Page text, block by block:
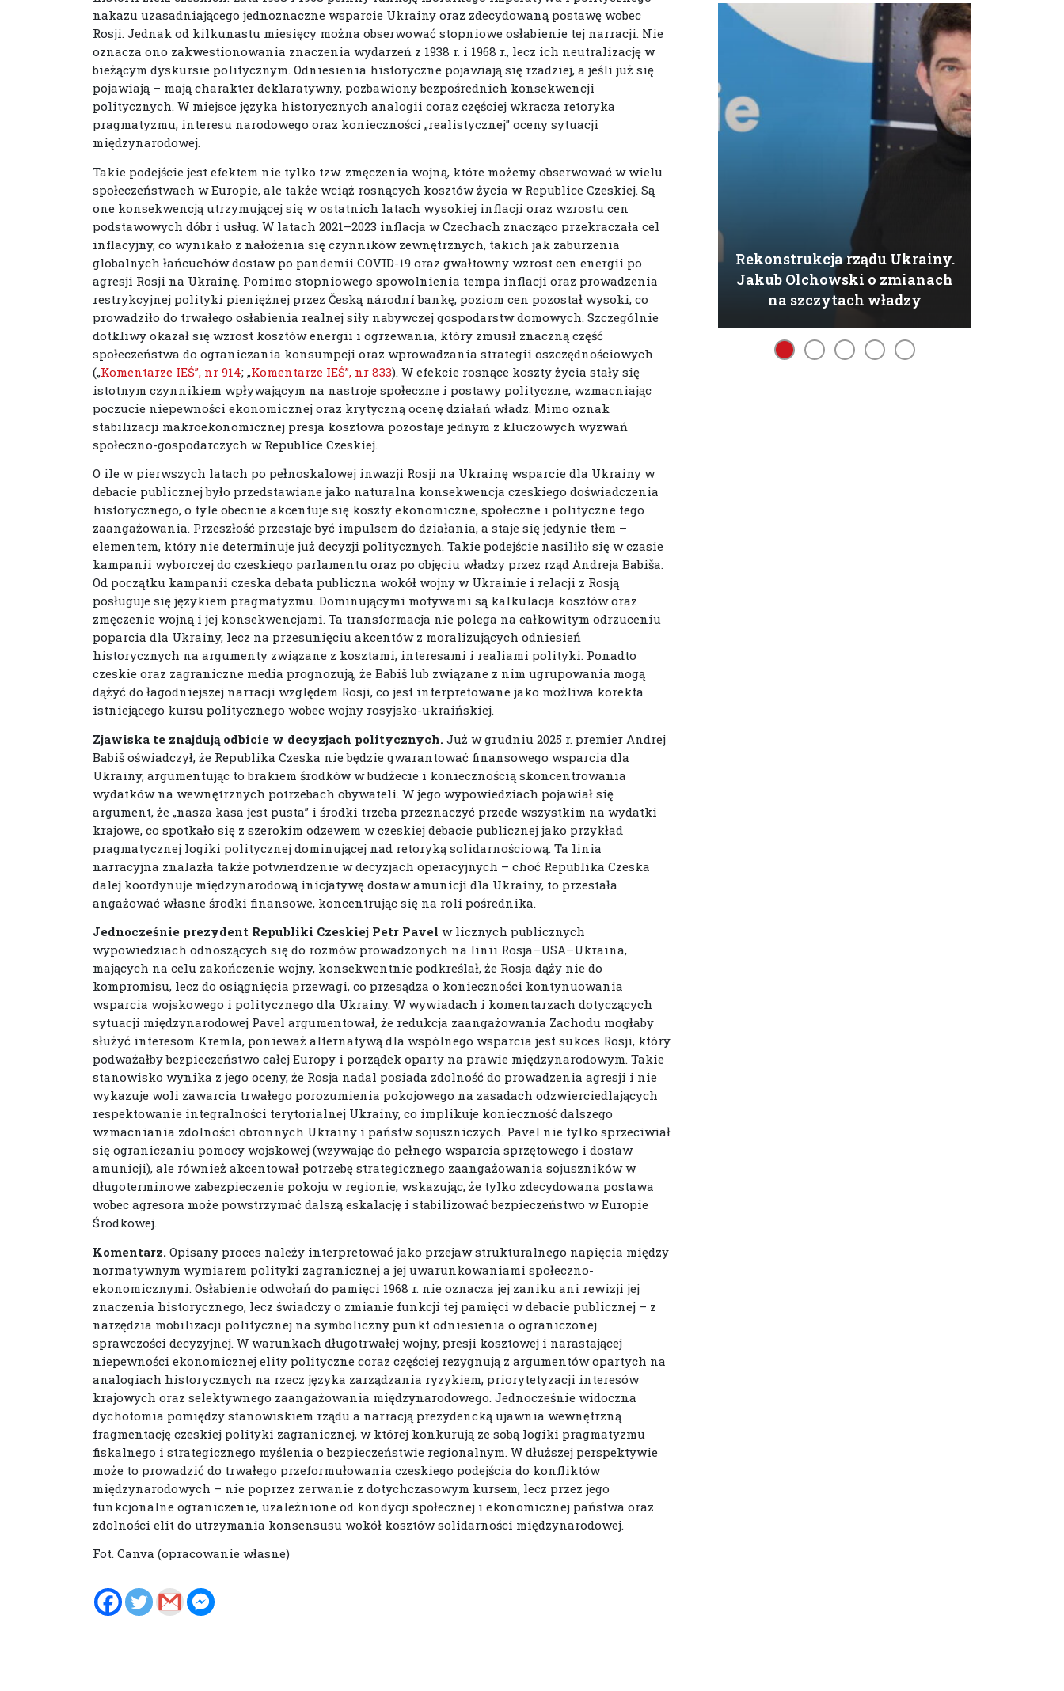
nakazu uzasadniającego jednoznaczne wsparcie Ukrainy oraz zdecydowaną postawę wobec
Rosji. Jednak od kilkunastu miesięcy można obserwować stopniowe osłabienie tej narracji. Nie
oznacza ono zakwestionowania znaczenia wydarzeń z 1938 r. i 1968 r., lecz ich neutralizację w
bieżącym dyskursie politycznym. Odniesienia historyczne pojawiają się rzadziej, a jeśli już się
pojawiają – mają charakter deklaratywny, pozbawiony bezpośrednich konsekwencji
politycznych. W miejsce języka historycznych analogii coraz częściej wkracza retoryka
pragmatyzmu, interesu narodowego oraz konieczności „realistycznej” oceny sytuacji
międzynarodowej.
Takie podejście jest efektem nie tylko tzw. zmęczenia wojną, które możemy obserwować w wielu
społeczeństwach w Europie, ale także wciąż rosnących kosztów życia w Republice Czeskiej. Są
one konsekwencją utrzymującej się w ostatnich latach wysokiej inflacji oraz wzrostu cen
podstawowych dóbr i usług. W latach 2021–2023 inflacja w Czechach znacząco przekraczała cel
inflacyjny, co wynikało z nałożenia się czynników zewnętrznych, takich jak zaburzenia
globalnych łańcuchów dostaw po pandemii COVID-19 oraz gwałtowny wzrost cen energii po
agresji Rosji na Ukrainę. Pomimo stopniowego spowolnienia tempa inflacji oraz prowadzenia
restrykcyjnej polityki pieniężnej przez Česką národní bankę, poziom cen pozostał wysoki, co
prowadziło do trwałego osłabienia realnej siły nabywczej gospodarstw domowych. Szczególnie
dotkliwy okazał się wzrost kosztów energii i ogrzewania, który zmusił znaczną część
społeczeństwa do ograniczania konsumpcji oraz wprowadzania strategii oszczędnościowych
(„Komentarze IEŚ”, nr 914; „Komentarze IEŚ”, nr 833). W efekcie rosnące koszty życia stały się
istotnym czynnikiem wpływającym na nastroje społeczne i postawy polityczne, wzmacniając
poczucie niepewności ekonomicznej oraz krytyczną ocenę działań władz. Mimo oznak
stabilizacji makroekonomicznej presja kosztowa pozostaje jednym z kluczowych wyzwań
społeczno-gospodarczych w Republice Czeskiej.
O ile w pierwszych latach po pełnoskalowej inwazji Rosji na Ukrainę wsparcie dla Ukrainy w
debacie publicznej było przedstawiane jako naturalna konsekwencja czeskiego doświadczenia
historycznego, o tyle obecnie akcentuje się koszty ekonomiczne, społeczne i polityczne tego
zaangażowania. Przeszłość przestaje być impulsem do działania, a staje się jedynie tłem –
elementem, który nie determinuje już decyzji politycznych. Takie podejście nasiliło się w czasie
kampanii wyborczej do czeskiego parlamentu oraz po objęciu władzy przez rząd Andreja Babiša.
Od początku kampanii czeska debata publiczna wokół wojny w Ukrainie i relacji z Rosją
posługuje się językiem pragmatyzmu. Dominującymi motywami są kalkulacja kosztów oraz
zmęczenie wojną i jej konsekwencjami. Ta transformacja nie polega na całkowitym odrzuceniu
poparcia dla Ukrainy, lecz na przesunięciu akcentów z moralizujących odniesień
historycznych na argumenty związane z kosztami, interesami i realiami polityki. Ponadto
czeskie oraz zagraniczne media prognozują, że Babiš lub związane z nim ugrupowania mogą
dążyć do łagodniejszej narracji względem Rosji, co jest interpretowane jako możliwa korekta
istniejącego kursu politycznego wobec wojny rosyjsko-ukraińskiej.
Zjawiska te znajdują odbicie w decyzjach politycznych. Już w grudniu 2025 r. premier Andrej
Babiš oświadczył, że Republika Czeska nie będzie gwarantować finansowego wsparcia dla
Ukrainy, argumentując to brakiem środków w budżecie i koniecznością skoncentrowania
wydatków na wewnętrznych potrzebach obywateli. W jego wypowiedziach pojawiał się
argument, że „nasza kasa jest pusta” i środki trzeba przeznaczyć przede wszystkim na wydatki
krajowe, co spotkało się z szerokim odzewem w czeskiej debacie publicznej jako przykład
pragmatycznej logiki politycznej dominującej nad retoryką solidarnościową. Ta linia
narracyjna znalazła także potwierdzenie w decyzjach operacyjnych – choć Republika Czeska
dalej koordynuje międzynarodową inicjatywę dostaw amunicji dla Ukrainy, to przestała
angażować własne środki finansowe, koncentrując się na roli pośrednika.
Jednocześnie prezydent Republiki Czeskiej Petr Pavel w licznych publicznych
wypowiedziach odnoszących się do rozmów prowadzonych na linii Rosja–USA–Ukraina,
mających na celu zakończenie wojny, konsekwentnie podkreślał, że Rosja dąży nie do
kompromisu, lecz do osiągnięcia przewagi, co przesądza o konieczności kontynuowania
wsparcia wojskowego i politycznego dla Ukrainy. W wywiadach i komentarzach dotyczących
sytuacji międzynarodowej Pavel argumentował, że redukcja zaangażowania Zachodu mogłaby
służyć interesom Kremla, ponieważ alternatywą dla wspólnego wsparcia jest sukces Rosji, który
podważałby bezpieczeństwo całej Europy i porządek oparty na prawie międzynarodowym. Takie
stanowisko wynika z jego oceny, że Rosja nadal posiada zdolność do prowadzenia agresji i nie
wykazuje woli zawarcia trwałego porozumienia pokojowego na zasadach odzwierciedlających
respektowanie integralności terytorialnej Ukrainy, co implikuje konieczność dalszego
wzmacniania zdolności obronnych Ukrainy i państw sojuszniczych. Pavel nie tylko sprzeciwiał
się ograniczaniu pomocy wojskowej (wzywając do pełnego wsparcia sprzętowego i dostaw
amunicji), ale również akcentował potrzebę strategicznego zaangażowania sojuszników w
długoterminowe zabezpieczenie pokoju w regionie, wskazując, że tylko zdecydowana postawa
wobec agresora może powstrzymać dalszą eskalację i stabilizować bezpieczeństwo w Europie
Środkowej.
Komentarz. Opisany proces należy interpretować jako przejaw strukturalnego napięcia między
normatywnym wymiarem polityki zagranicznej a jej uwarunkowaniami społeczno-
ekonomicznymi. Osłabienie odwołań do pamięci 1968 r. nie oznacza jej zaniku ani rewizji jej
znaczenia historycznego, lecz świadczy o zmianie funkcji tej pamięci w debacie publicznej – z
narzędzia mobilizacji politycznej na symboliczny punkt odniesienia o ograniczonej
sprawczości decyzyjnej. W warunkach długotrwałej wojny, presji kosztowej i narastającej
niepewności ekonomicznej elity polityczne coraz częściej rezygnują z argumentów opartych na
analogiach historycznych na rzecz języka zarządzania ryzykiem, priorytetyzacji interesów
krajowych oraz selektywnego zaangażowania międzynarodowego. Jednocześnie widoczna
dychotomia pomiędzy stanowiskiem rządu a narracją prezydencką ujawnia wewnętrzną
fragmentację czeskiej polityki zagranicznej, w której konkurują ze sobą logiki pragmatyzmu
fiskalnego i strategicznego myślenia o bezpieczeństwie regionalnym. W dłuższej perspektywie
może to prowadzić do trwałego przeformułowania czeskiego podejścia do konfliktów
międzynarodowych – nie poprzez zerwanie z dotychczasowym kursem, lecz przez jego
funkcjonalne ograniczenie, uzależnione od kondycji społecznej i ekonomicznej państwa oraz
zdolności elit do utrzymania konsensusu wokół kosztów solidarności międzynarodowej.
Fot. Canva (opracowanie własne)
Rekonstrukcja rządu Ukrainy.
Jakub Olchowski o zmianach
na szczytach władzy